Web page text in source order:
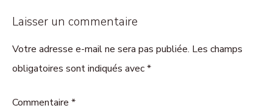
Laisser un commentaire
Votre adresse e-mail ne sera pas publiée. Les champs
obligatoires sont indiqués avec *
Commentaire *